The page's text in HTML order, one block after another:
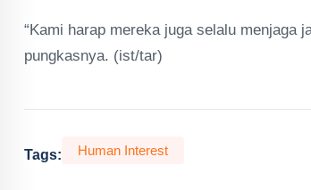
“Kami harap mereka juga selalu menjaga
pungkasnya. (ist/tar)
Tags: Human Interest